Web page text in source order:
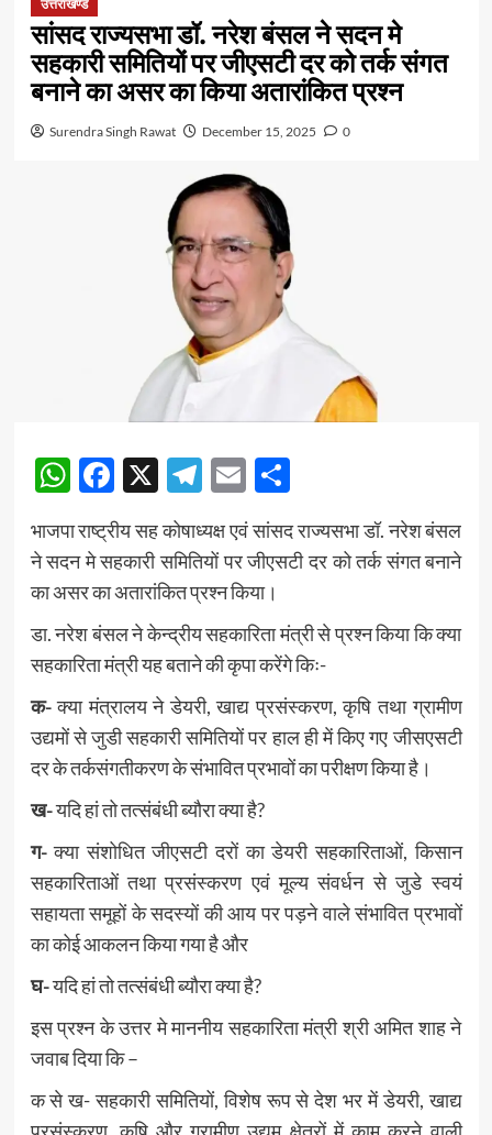
उत्तराखण्ड
सांसद राज्यसभा डॉ. नरेश बंसल ने सदन मे
सहकारी समितियों पर जीएसटी दर को तर्क संगत
बनाने का असर का किया अतारांकित प्रश्न
Surendra Singh Rawat December 15, 2025 0
WhatsApp
Facebook
X Telegram
EmailShare
भाजपा राष्ट्रीय सह कोषाध्यक्ष एवं सांसद राज्यसभा डॉ. नरेश बंसल
ने सदन मे सहकारी समितियों पर जीएसटी दर को तर्क संगत बनाने
का असर का अतारांकित प्रश्न किया।
डा. नरेश बंसल ने केन्द्रीय सहकारिता मंत्री से प्रश्न किया कि क्या
सहकारिता मंत्री यह बताने की कृपा करेंगे किः-
क-क्या मंत्रालय ने डेयरी, खाद्य प्रसंस्करण, कृषि तथा ग्रामीण
उद्यमों से जुडी सहकारी समितियों पर हाल ही में किए गए जीसएसटी
दर के तर्कसंगतीकरण के संभावित प्रभावों का परीक्षण किया है।
ख-यदि हां तो तत्संबंधी ब्यौरा क्या है?
ग-क्या संशोधित जीएसटी दरों का डेयरी सहकारिताओं, किसान
सहकारिताओं तथा प्रसंस्करण एवं मूल्य संवर्धन से जुडे स्वयं
सहायता समूहों के सदस्यों की आय पर पड़ने वाले संभावित प्रभावों
का कोई आकलन किया गया है और
घ-यदि हां तो तत्संबंधी ब्यौरा क्या है?
इस प्रश्न के उत्तर मे माननीय सहकारिता मंत्री श्री अमित शाह ने
जवाब दिया कि –
क से ख- सहकारी समितियों, विशेष रूप से देश भर में डेयरी, खाद्य